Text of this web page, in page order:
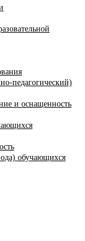
педагогический)
и оснащенность
обучающихся